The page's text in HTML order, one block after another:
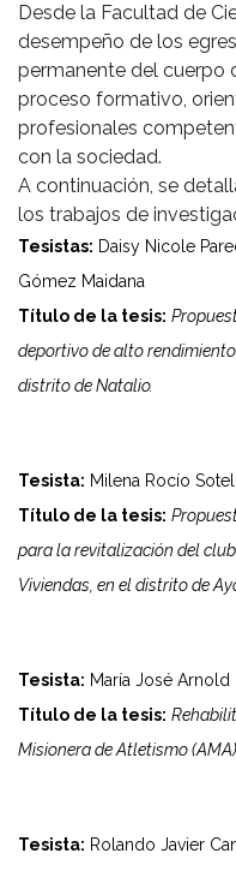
Desde la Facultad de
desempeño de los
permanente del cuerpo
proceso formativo,
profesionales
con la sociedad.
A continuación, se
los trabajos de
Tesistas: Daisy Nicole
Gómez Maidana
Título de la tesis:
deportivo de alto
distrito de Natalio.
Tesista: Milena Rocío
Título de la tesis:
para la revitalización del
Viviendas, en el distrito de
Tesista: María José Arnold
Título de la tesis:
Misionera de Atletismo
Tesista: Rolando Javier